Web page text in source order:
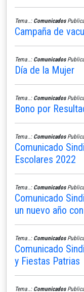
Tema..: Comunicados
Campaña de
Tema..: Comunicados
Día de la Mujer
Tema..: Comunicados
Bono por
Tema..: Comunicados
Comunicado
Escolares 2022
Tema..: Comunicados
Comunicado
un nuevo año
Tema..: Comunicados
Comunicado
y Fiestas Patrias
Tema..: Comunicados